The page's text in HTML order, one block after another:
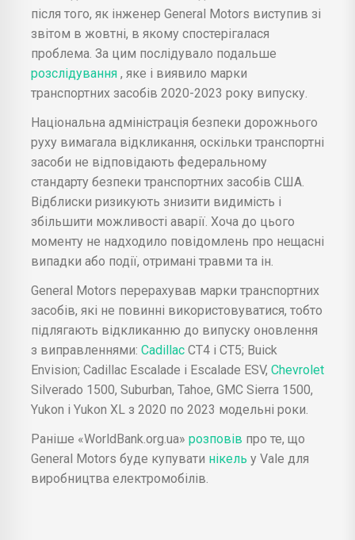
після того, як інженер General Motors виступив зі
звітом в жовтні, в якому спостерігалася
проблема. За цим послідувало подальше
розслідування , яке і виявило марки
транспортних засобів 2020-2023 року випуску.
Національна адміністрація безпеки дорожнього
руху вимагала відкликання, оскільки транспортні
засоби не відповідають федеральному
стандарту безпеки транспортних засобів США.
Відблиски ризикують знизити видимість і
збільшити можливості аварії. Хоча до цього
моменту не надходило повідомлень про нещасні
випадки або події, отримані травми та ін.
General Motors перерахував марки транспортних
засобів, які не повинні використовуватися, тобто
підлягають відкликанню до випуску оновлення
з виправленнями: Cadillac CT4 і CT5; Buick
Envision; Cadillac Escalade і Escalade ESV, Chevrolet
Silverado 1500, Suburban, Tahoe, GMC Sierra 1500,
Yukon і Yukon XL з 2020 по 2023 модельні роки.
Раніше «WorldBank.org.ua» розповів про те, що
General Motors буде купувати нікель у Vale для
виробництва електромобілів.